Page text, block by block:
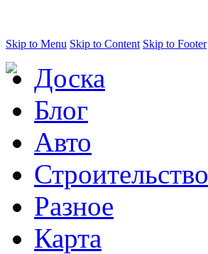
Skip to Menu Skip to Content Skip to Footer
Доска
Блог
Авто
Строительство
Разное
Карта